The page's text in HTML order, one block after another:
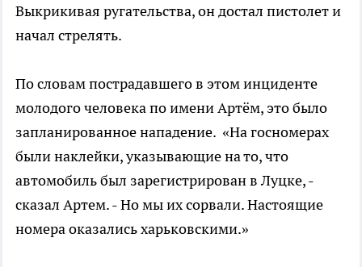
Выкрикивая ругательства, он достал пистолет и
начал стрелять.
По словам пострадавшего в этом инциденте
молодого человека по имени Артём, это было
запланированное нападение. «На госномерах
были наклейки, указывающие на то, что
автомобиль был зарегистрирован в Луцке, -
сказал Артем. - Но мы их сорвали. Настоящие
номера оказались харьковскими.»